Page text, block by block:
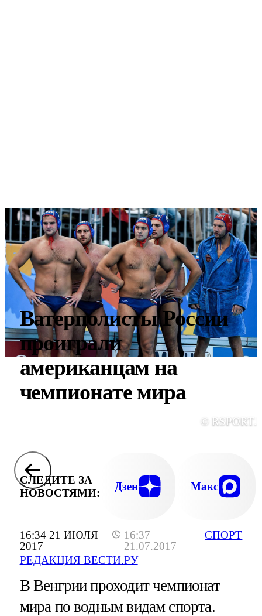
16:34 21 ИЮЛЯ
2017
16:37
21.07.2017
РЕДАКЦИЯ ВЕСТИ.РУ
СПОРТ
Ватерполисты России
проиграли
американцам на
чемпионате мира
©
СЛЕДИТЕ ЗА
НОВОСТЯМИ:
Дзен Макс
В Венгрии проходит чемпионат
мира по водным видам спорта.